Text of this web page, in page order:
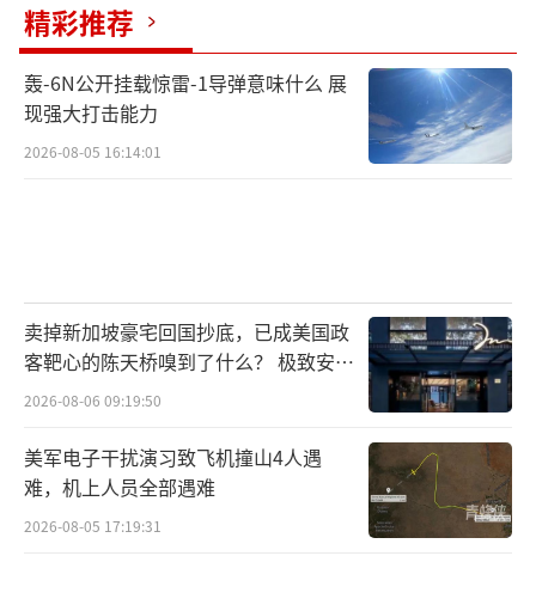
精彩推荐
轰-6N公开挂载惊雷-1导弹意味什么 展
现强大打击能力
2026-08-05 16:14:01
卖掉新加坡豪宅回国抄底，已成美国政
客靶心的陈天桥嗅到了什么？ 极致安全
的追寻
2026-08-06 09:19:50
美军电子干扰演习致飞机撞山4人遇
难，机上人员全部遇难
2026-08-05 17:19:31